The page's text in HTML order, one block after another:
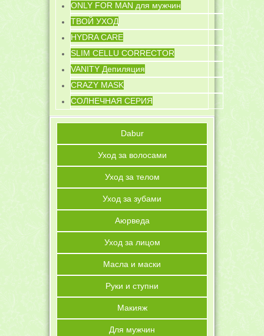
ONLY FOR MAN для мужчин
ТВОЙ УХОД
HYDRA CARE
SLIM CELLU CORRECTOR
VANITY Депиляция
CRAZY MASK
СОЛНЕЧНАЯ СЕРИЯ
Dabur
Уход за волосами
Уход за телом
Уход за зубами
Аюрведа
Уход за лицом
Масла и маски
Руки и ступни
Макияж
Для мужчин